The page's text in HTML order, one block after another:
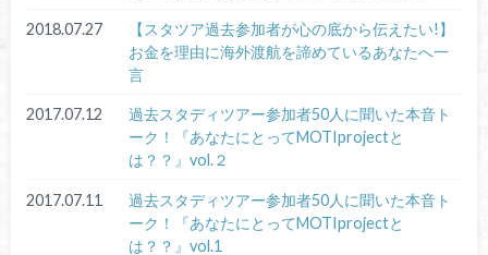
2018.07.27
【スタツア過去参加者が心の底から伝えたい!】
お金を理由に海外渡航を諦めているあなたへ一
言
2017.07.12
過去スタディツアー参加者50人に聞いた本音ト
ーク！『あなたにとってMOTIprojectと
は？？』vol.２
2017.07.11
過去スタディツアー参加者50人に聞いた本音ト
ーク！『あなたにとってMOTIprojectと
は？？』vol.1